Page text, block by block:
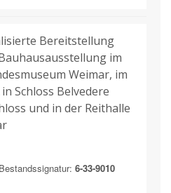
Bereitstellung
im
Weimar, im
Schloss Belvedere
und in der Reithalle
Bestandssignatur: 6-33-9010